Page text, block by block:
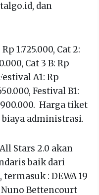
dan
Rp 1.725.000, Cat 2:
Cat 3 B: Rp
A1: Rp
Festival B1:
900.000. Harga tiket
administrasi.
Stars 2.0 akan
baik dari
: DEWA 19
Bettencourt